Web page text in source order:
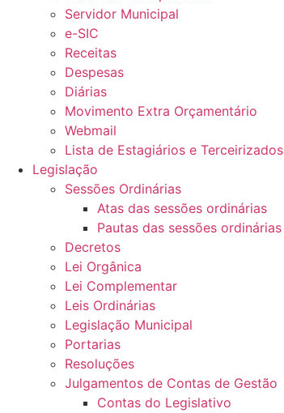
Servidor Municipal
e-SIC
Receitas
Despesas
Diárias
Movimento Extra Orçamentário
Webmail
Lista de Estagiários e Terceirizados
Legislação
Sessões Ordinárias
Atas das sessões ordinárias
Pautas das sessões ordinárias
Decretos
Lei Orgânica
Lei Complementar
Leis Ordinárias
Legislação Municipal
Portarias
Resoluções
Julgamentos de Contas de Gestão
Contas do Legislativo